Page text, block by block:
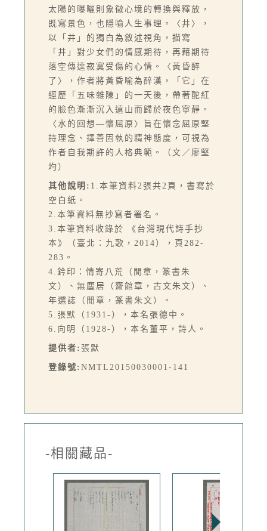
太陽的曝曬則象徵心境的轉換與釋放，
既寫景色，也隱喻人生事理。〈井〉，
以「井」的獨白為敘述視角，描寫
「井」對少女們的情感期待，再藉期待
落空傳達寂寞受傷的心情。〈黃昏醉
了〉，作者將黃昏喻為醉漢，「它」在
經歷「五味雜陳」的一天後，帶著酡紅
的臉色漸漸沉入遠山而歸於夜色寧靜。
〈水的回想—懷屈原〉旨在懷念屈原堅
持理念、擇善固執的精神態度，可視為
作者自我期許的人格典範。（文／廖堅
均）
其他說明: 1.本筆資料2張共2頁，書寫於
空白紙。
2.本筆資料無抄寫者署名。
3.本筆資料收錄於 《台灣現代詩手抄
本》（臺北：九歌，2014），頁282-
283。
4.鈐印：情寄八荒（閒章，篆書朱
文）、無塵居（齋館章，古文朱文）、
年選誌（閒章，篆書朱文）。
5.張默（1931-），本名張德中。
6.向明（1928-），本名董平，詩人。
提供者: 張默
登錄號: NMTL20150030001-141
-相關藏品-